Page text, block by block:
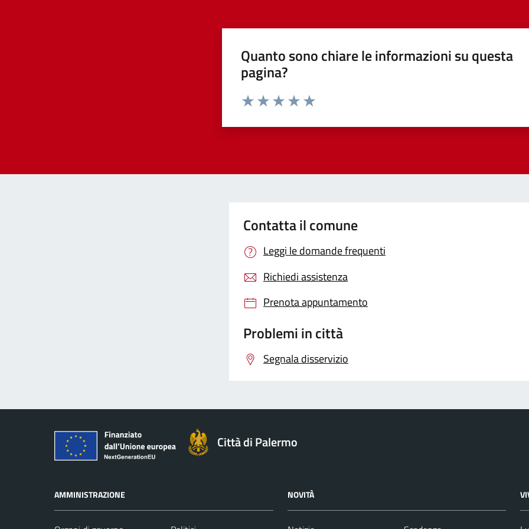
Quanto sono chiare le informazioni su questa
pagina?
Contatta il comune
Leggi le domande frequenti
Richiedi assistenza
Prenota appuntamento
Problemi in città
Segnala disservizio
Città di Palermo
AMMINISTRAZIONE NOVITÀ